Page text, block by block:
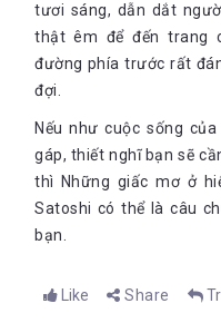
tươi sáng, dẫn dắt
thật êm để đến trang
đường phía trước rất
đợi.
Nếu như cuộc sống
gáp, thiết nghĩ bạn sẽ
thì Những giấc mơ ở
Satoshi có thể là câu
bạn.
Like Share